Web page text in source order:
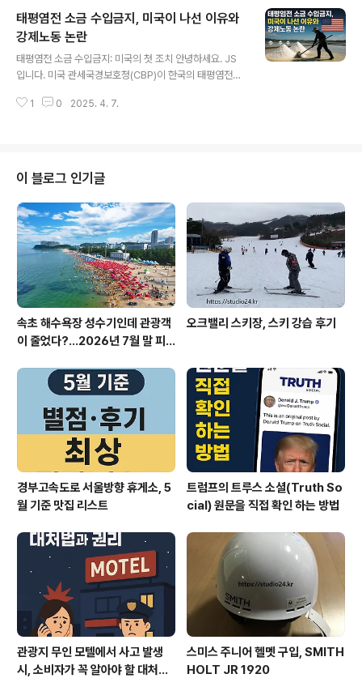
법, 치료 방법, 최신 연구 동향 등을 심층적으로 다루겠습니
다. 모야모야병의 정의와 특성모야모야병이란 일본어에서
유래된 용어로, "연기처럼 흐려진"이라는 뜻입니다. 이는
뇌혈관의 병변으로 인해 나타나는 혈관의 이상적인 형상을
묘사한 것입니다. 서울대학교병원에서 발표한 연구에 따르
면, 이 병의 원인은 아직 완전히 밝혀지지 않았지만 유전적
태평염전 소금 수입금지, 미국이 나선 이유와
강제노동 논란
태평염전 소금 수입금지: 미국의 첫 조치 안녕하세요. JS
입니다. 미국 관세국경보호청(CBP)이 한국의 태평염전에
되었습니다. 이는 강제노동이 이루어진 염전에서 생산된
박, 사기, 폭행 등 강제노동의 증거를 확인했다고 발표했습
니다.이 조치는 강제노동으로 생산된 제품을 미국으로 수
출하지 못하도록 하는 법적 규정에 따라 이루어졌습니다.
한국은 중국, 짐바브웨, 소말리아 등과 함께 강제노동 관련
수입금지 목록에 추가되었습니다.태평염전 강제노동 실태:
피해자의 증언태평염전에서 발생한 강제노동..
1 0 2025. 4. 7.
이 블로그 인기글
속초 해수욕장 성수기인데 관광객
이 줄었다?…2026년 7월 말 피
오크밸리 스키장, 스키 강습 후기
경부고속도로 서울방향 휴게소, 5
월 기준 맛집 리스트
트럼프의 트루스 소셜(Truth So
cial) 원문을 직접 확인 하는 방법
관광지 무인 모텔에서 사고 발생
시, 소비자가 꼭 알아야 할 대처법
스미스 주니어 헬멧 구입, SMITH
HOLT JR 1920